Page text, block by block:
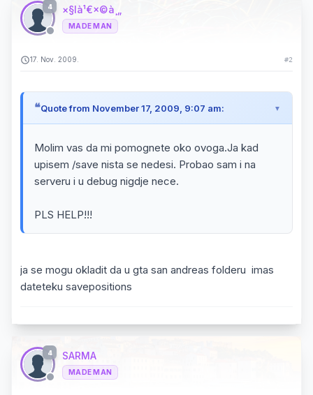
4 ×§là¹€×©à¸„
MADE MAN
17. Nov. 2009. #2
Quote from November 17, 2009, 9:07 am:
Molim vas da mi pomognete oko ovoga.Ja kad
upisem /save nista se nedesi. Probao sam i na
serveru i u debug nigdje nece.
PLS HELP!!!
ja se mogu okladit da u gta san andreas folderu imas
dateteku savepositions
4 SARMA
MADE MAN